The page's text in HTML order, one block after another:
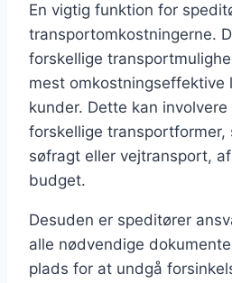
En vigtig funktion for
transportomkostningerne.
forskellige
mest omkostningseffektive
kunder. Dette kan
forskellige transportformer,
søfragt eller vejtransport,
budget.
Desuden er speditører
alle nødvendige
plads for at undgå